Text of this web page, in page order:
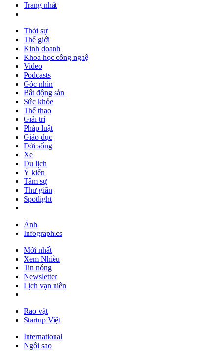
Trang nhất
Thời sự
Thế giới
Kinh doanh
Khoa học công nghệ
Video
Podcasts
Góc nhìn
Bất động sản
Sức khỏe
Thể thao
Giải trí
Pháp luật
Giáo dục
Đời sống
Xe
Du lịch
Ý kiến
Tâm sự
Thư giãn
Spotlight
Ảnh
Infographics
Mới nhất
Xem Nhiều
Tin nóng
Newsletter
Lịch vạn niên
Rao vặt
Startup Việt
International
Ngôi sao